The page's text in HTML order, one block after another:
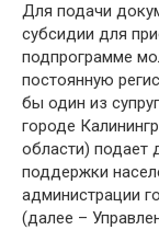
Для подачи
субсидии для
подпрограмме
постоянную
бы один из
городе
области) подает
поддержки
администрации
(далее –